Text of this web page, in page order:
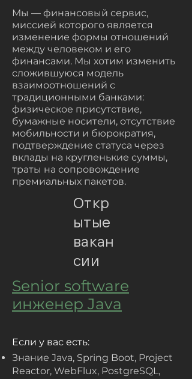
Мы — финансовый сервис,
миссией которого является
изменение формы отношений
между человеком и его
финансами. Мы хотим изменить
сложившуюся модель
взаимоотношений с
традиционными банками:
физическое присутствие,
бумажные носители, отсутствие
мобильности и бюрократия,
подтверждение статуса через
вклады на кругленькие суммы,
траты на сопровождение
премиальных пакетов.
Откр
ытые
вакан
сии
Senior software
инженер Java
Если у вас есть:
Знание Java, Spring Boot, Project
Reactor, WebFlux, PostgreSQL,